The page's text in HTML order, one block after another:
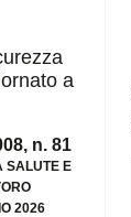
a
n. 81
SALUTE E
2026